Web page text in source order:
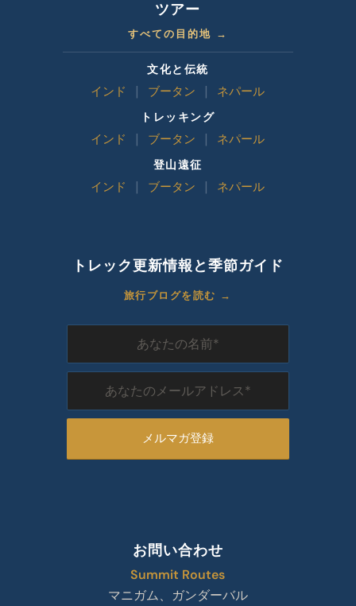
ツアー
すべての目的地 →
文化と伝統
インド
ブータン ネパール
トレッキング
インド
ブータン ネパール
登山遠征
インド
ブータン ネパール
トレック更新情報と季節ガイド
旅行ブログを読む →
お問い合わせ
Summit Routes
マニガム、ガンダーバル